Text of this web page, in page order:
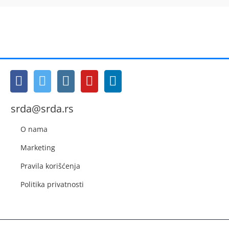
srda@srda.rs
O nama
Marketing
Pravila korišćenja
Politika privatnosti